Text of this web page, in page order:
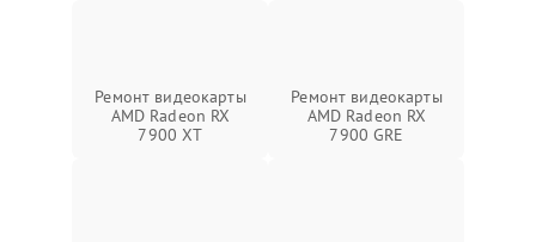
Ремонт видеокарты
AMD Radeon RX
7900 XT
Ремонт видеокарты
AMD Radeon RX
7900 GRE